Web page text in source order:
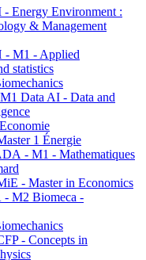
Energy Environment :
& Management
M1 - Applied
statistics
Data AI - Data and
1 Énergie
- M1 - Mathematiques
- Master in Economics
M2 Biomeca -
- Concepts in